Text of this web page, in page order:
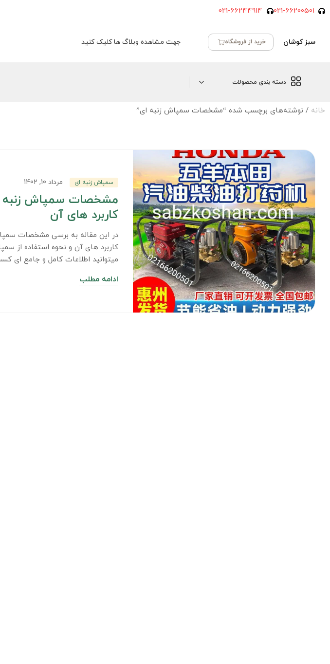
021-66200501
021-66244914
سبز کوشان خرید از فروشگاه جهت مشاهده وبلاگ ها کلیک کنید
دسته بندی محصولات
خانه / نوشته‌های برچسب شده “مشخصات سمپاش زنبه ای”
سمپاش زنبه ای مرداد 10, 1402
مشخصات سمپاش زنبه
کاربرد های آن
در این مقاله به برسی مشخصات
کاربرد های آن و نحوه استفاده از
میتوانید اطلاعات کامل و جامع ای
ادامه مطلب